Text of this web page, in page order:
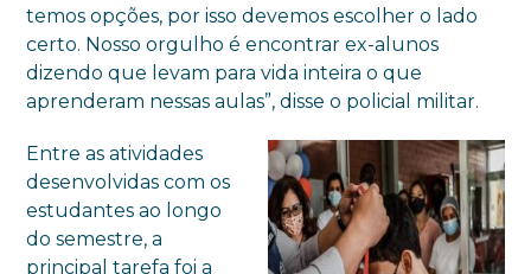
temos opções, por isso devemos escolher o lado
certo. Nosso orgulho é encontrar ex-alunos
dizendo que levam para vida inteira o que
aprenderam nessas aulas”, disse o policial militar.
Entre as atividades
desenvolvidas com os
estudantes ao longo
do semestre, a
principal tarefa foi a